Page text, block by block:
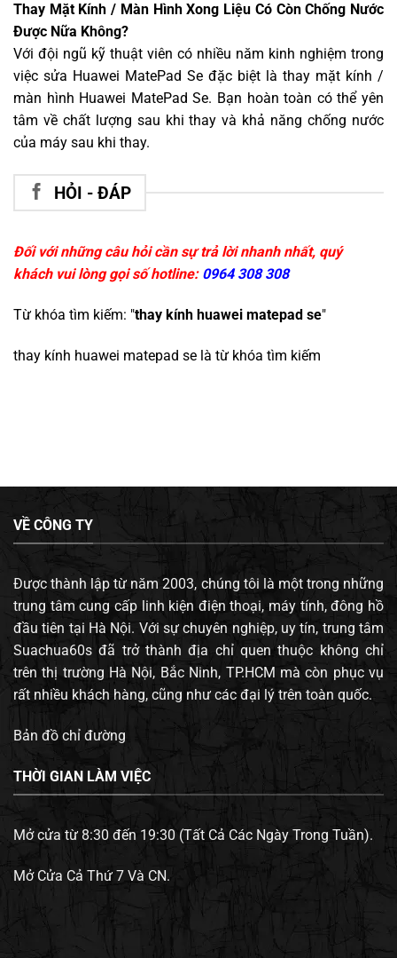
Thay Mặt Kính / Màn Hình Xong Liệu Có Còn Chống Nước
Được Nữa Không?
Với đội ngũ kỹ thuật viên có nhiều năm kinh nghiệm trong
việc sửa Huawei MatePad Se đặc biệt là thay mặt kính /
màn hình Huawei MatePad Se. Bạn hoàn toàn có thể yên
tâm về chất lượng sau khi thay và khả năng chống nước
của máy sau khi thay.
HỎI - ĐÁP
Đối với những câu hỏi cần sự trả lời nhanh nhất, quý
khách vui lòng gọi số hotline: 0964 308 308
Từ khóa tìm kiếm: "thay kính huawei matepad se"
thay kính huawei matepad se là từ khóa tìm kiếm
VỀ CÔNG TY
Được thành lập từ năm 2003, chúng tôi là một trong những
trung tâm cung cấp linh kiện điện thoại, máy tính, đông hồ
đầu tiên tại Hà Nội. Với sự chuyên nghiệp, uy tín, trung tâm
Suachua60s đã trở thành địa chỉ quen thuộc không chỉ
trên thị trường Hà Nội, Bắc Ninh, TP.HCM mà còn phục vụ
rất nhiều khách hàng, cũng như các đại lý trên toàn quốc.
Bản đồ chỉ đường
THỜI GIAN LÀM VIỆC
Mở cửa từ 8:30 đến 19:30 (Tất Cả Các Ngày Trong Tuần).
Mở Cửa Cả Thứ 7 Và CN.